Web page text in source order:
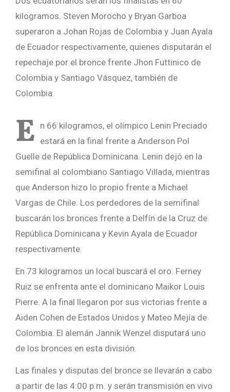
kilogramos. Steven Morocho y Bryan Garboa
superaron a Johan Rojas de Colombia y Juan Ayala
de Ecuador respectivamente, quienes disputarán el
repechaje por el bronce frente Jhon Futtinico de
Colombia y Santiago Vásquez, también de
Colombia.
E n 66 kilogramos, el olímpico Lenin Preciado
estará en la final frente a Anderson Pol
Guelle de República Dominicana. Lenin dejó en la
semifinal al colombiano Santiago Villada, mientras
que Anderson hizo lo propio frente a Michael
Vargas de Chile. Los perdedores de la semifinal
buscarán los bronces frente a Delfín de la Cruz de
República Dominicana y Kevin Ayala de Ecuador
respectivamente.
En 73 kilogramos un local buscará el oro. Ferney
Ruiz se enfrenta ante el dominicano Maikor Louis
Pierre. A la final llegaron por sus victorias frente a
Aiden Cohen de Estados Unidos y Mateo Mejía de
Colombia. El alemán Jannik Wenzel disputará uno
de los bronces en esta división.
Las finales y disputas del bronce se llevarán a cabo
a partir de las 4:00 p.m. y serán transmisión en vivo